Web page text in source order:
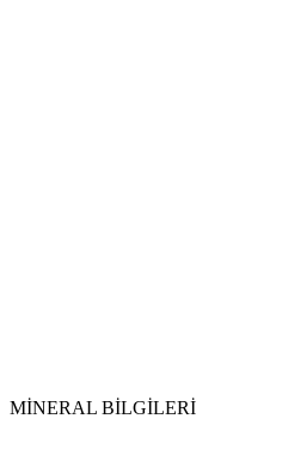
MİNERAL BİLGİLERİ